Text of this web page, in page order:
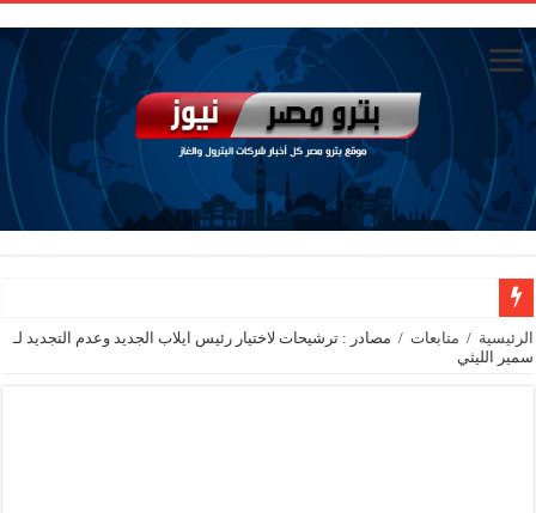
تاون جاس تسيطر علي كسر ماسورة في ترعة الإسماعيلية
الرئيسية / متابعات / مصادر : ترشيحات لاختيار رئيس ايلاب الجديد وعدم التجديد لـ
سمير الليثي